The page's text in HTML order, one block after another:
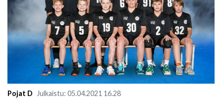
Pojat D Julkaistu: 05.04.2021 16.28